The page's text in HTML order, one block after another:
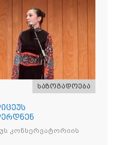
საზოგადოება
კონსერვატორიის